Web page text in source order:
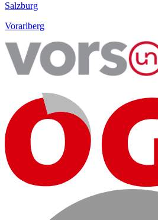
Salzburg
Vorarlberg